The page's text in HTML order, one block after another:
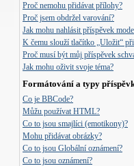
Proč nemohu přidávat přílohy?
Proč jsem obdržel varování?
Jak mohu nahlásit příspěvek
K čemu slouží tlačítko „Uložit“
Proč musí být můj příspěvek
Jak mohu oživit svoje téma?
Formátování a typy
Co je BBCode?
Můžu používat HTML?
Co to jsou smajlíci (emotikony)?
Mohu přidávat obrázky?
Co to jsou Globální oznámení?
Co to jsou oznámení?